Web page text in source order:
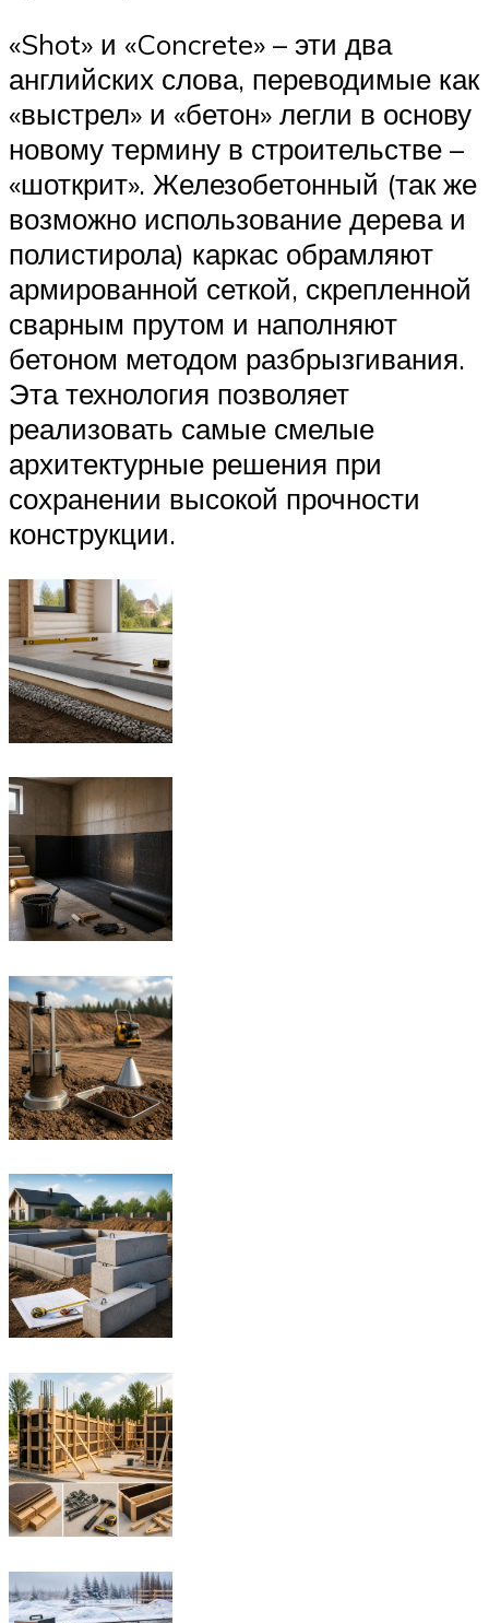
«Shot» и «Concrete» – эти два
английских слова, переводимые как
«выстрел» и «бетон» легли в основу
новому термину в строительстве –
«шоткрит». Железобетонный (так же
возможно использование дерева и
полистирола) каркас обрамляют
армированной сеткой, скрепленной
сварным прутом и наполняют
бетоном методом разбрызгивания.
Эта технология позволяет
реализовать самые смелые
архитектурные решения при
сохранении высокой прочности
конструкции.